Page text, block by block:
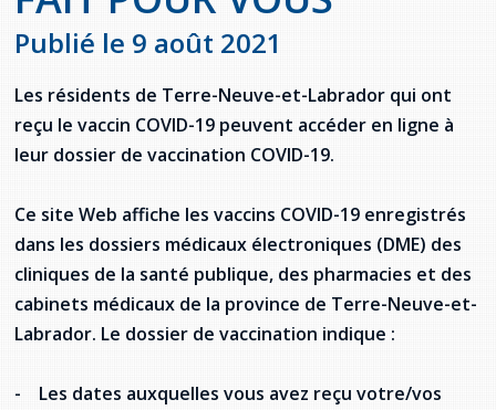
Jeux de la francophonie canadienne
Forum jeunesse pancanadien
Assemblée générale annuelle
Gestes et paroles ambigus
Ressources documentaires
La Charte canadienne des droits et libertés
Commission des droits de la personne de
Terre-Neuve-et-Labrador
Acheter un véhicule neuf ou d'occasion ou
louer sur le long terme (leasing) un véhicule
neuf
Offres d'emploi (Secteur Justice)
Législation spéciale Covid-19
Labrador
Qu'est-ce que l'Aide juridique ?
Bureaux de l'Aide juridique de Terre-Neuve-
et-Labrador
Répertoire des juristes d'expression
française
Règlement Quiz RVF 2021
Activités
Guide du système de santé à TNL
Offres Actives
Société Santé en français (SSF)
Travailler en santé à TNL
Passeport Santé
Répertoire des professionnels de santé
Carte des services en français
Publié le 9 août 2021
Les résidents de Terre-Neuve-et-Labrador qui ont
reçu le vaccin COVID-19 peuvent accéder en ligne à
leur dossier de vaccination COVID-19.
Ce site Web affiche les vaccins COVID-19 enregistrés
dans les dossiers médicaux électroniques (DME) des
cliniques de la santé publique, des pharmacies et des
cabinets médicaux de la province de Terre-Neuve-et-
Labrador. Le dossier de vaccination indique :
- Les dates auxquelles vous avez reçu votre/vos